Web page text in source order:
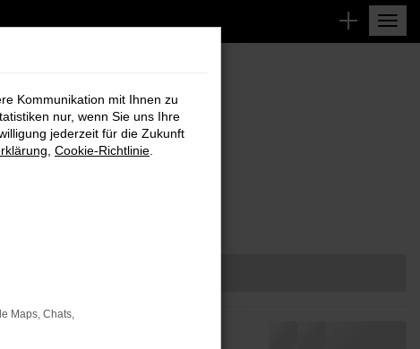
Kommunikation mit Ihnen zu
nur, wenn Sie uns Ihre
jederzeit für die Zukunft
Cookie-Richtlinie
Maps, Chats,